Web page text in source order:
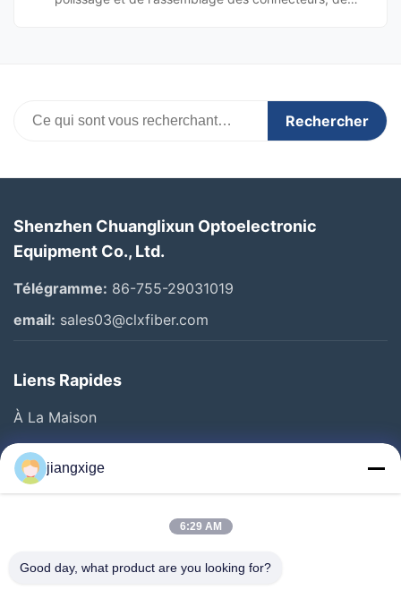
Rechercher
Shenzhen Chuanglixun Optoelectronic
Equipment Co., Ltd.
Télégramme: 86-755-29031019
email: sales03@clxfiber.com
Liens Rapides
À La Maison
Produits
À Propos De Nous
Nous Contacter
jiangxige
6:29 AM
Good day, what product are you looking for?